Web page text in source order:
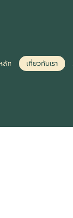
ลัก เกี่ยวกับเรา